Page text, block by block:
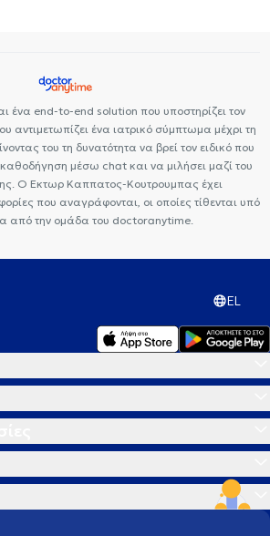
ένα end-to-end solution που υποστηρίζει τον
αντιμετωπίζει ένα ιατρικό σύμπτωμα μέχρι τη
του τη δυνατότητα να βρεί τον ειδικό που
καθοδήγηση μέσω chat και να μιλήσει μαζί του
Ο Εκτωρ Καππατος-Κουτρουμπας έχει
που αναγράφονται, οι οποίες τίθενται υπό
από την ομάδα του doctoranytime.
EL